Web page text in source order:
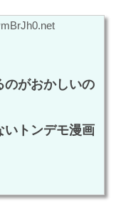
のがおかしいの
いトンデモ漫画